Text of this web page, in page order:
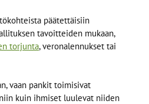
päätettäisiin
tavoitteiden mukaan,
torjunta, veronalennukset tai
vaan pankit toimisivat
kuin ihmiset luulevat niiden